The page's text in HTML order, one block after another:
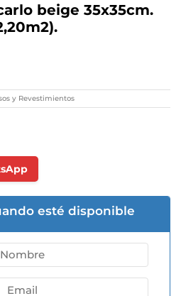
beige 35x35cm.
y Revestimientos
esté disponible